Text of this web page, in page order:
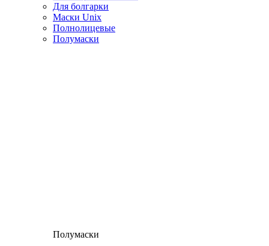
Для болгарки
Маски Unix
Полнолицевые
Полумаски
Полумаски